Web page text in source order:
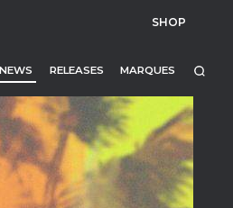
SHOP
NEWS RELEASES MARQUES